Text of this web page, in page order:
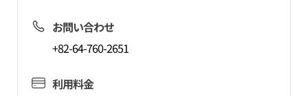
お問い合わせ
+82-64-760-2651
利用料金